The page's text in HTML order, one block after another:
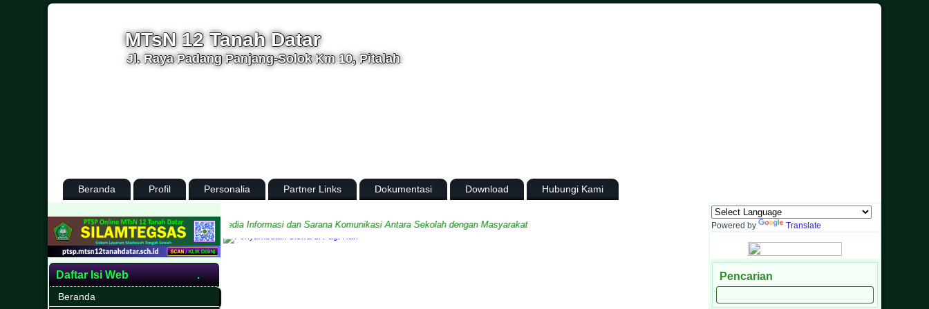
MTsN 12 Tanah Datar
Jl. Raya Padang Panjang-Solok Km 10, Pitalah
Beranda Profil Personalia Partner Links Dokumentasi Download Hubungi Kami
Daftar Isi Web
Beranda
Tanah Datar, Provinsi Sumatera Barat Media Informasi dan Sarana Komunikasi Antara Sekolah dengan Masyarakat Powered by Translate
Pencarian